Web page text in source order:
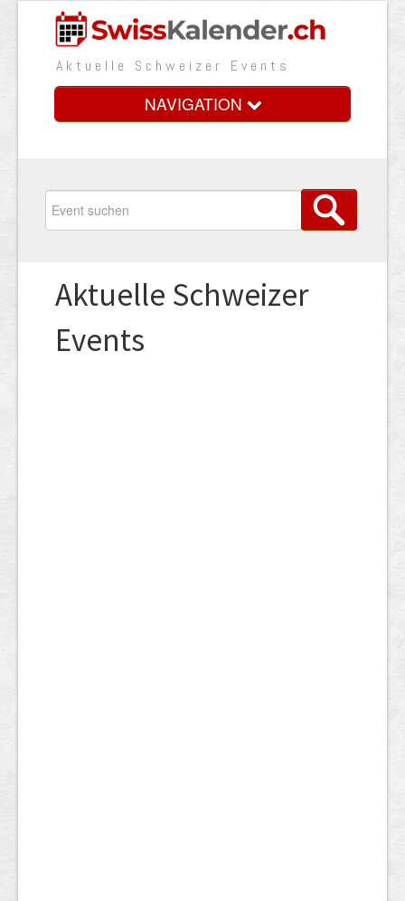
Aktuelle Schweizer Events
NAVIGATION
Vorteile
Medienbooster
Event erfassen
Aktuelle Schweizer
Events